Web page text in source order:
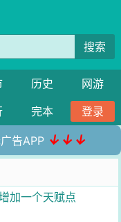
搜索
历史
网游
完本 登录
告APP ↓↓↓
加一个天赋点